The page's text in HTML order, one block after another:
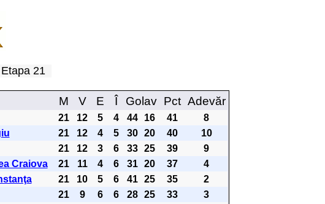
21
M V E Î Golav Pct Adevăr
21 12 5 4 44 16 41
8
21 12 4 5 30 20 40
10
21 12 3 6 33 25 39
9
Craiova 21 11 4 6 31 20 37
4
21 10 5 6 41 25 35
2
21 9 6 6 28 25 33
3